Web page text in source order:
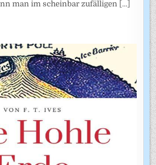
man im scheinbar zufälligen [...]